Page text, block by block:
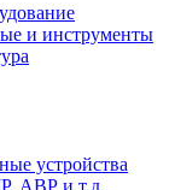
и инструменты
устройства